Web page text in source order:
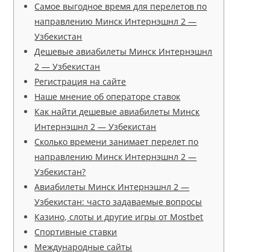
Самое выгодное время для перелетов по
направлению Минск Интернэшнл 2 —
Узбекистан
Дешевые авиабилеты Минск Интернэшнл
2 — Узбекистан
Регистрация на сайте
Наше мнение об операторе ставок
Как найти дешевые авиабилеты Минск
Интернэшнл 2 — Узбекистан
Сколько времени занимает перелет по
направлению Минск Интернэшнл 2 —
Узбекистан?
Авиабилеты Минск Интернэшнл 2 —
Узбекистан: часто задаваемые вопросы
Казино, слоты и другие игры от Mostbet
Спортивные ставки
Международные сайты